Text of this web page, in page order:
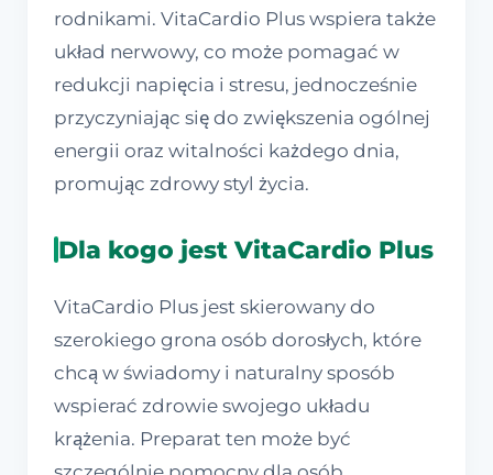
rodnikami. VitaCardio Plus wspiera także
układ nerwowy, co może pomagać w
redukcji napięcia i stresu, jednocześnie
przyczyniając się do zwiększenia ogólnej
energii oraz witalności każdego dnia,
promując zdrowy styl życia.
Dla kogo jest VitaCardio Plus
VitaCardio Plus jest skierowany do
szerokiego grona osób dorosłych, które
chcą w świadomy i naturalny sposób
wspierać zdrowie swojego układu
krążenia. Preparat ten może być